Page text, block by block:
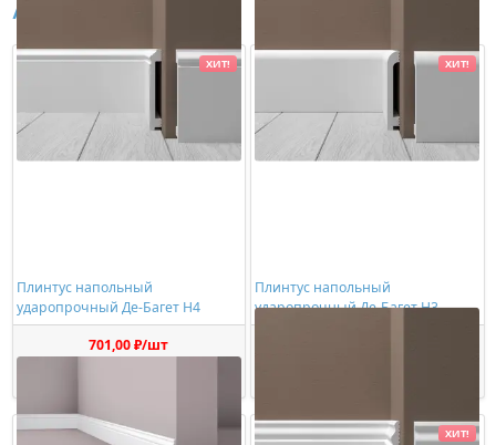
Аналоги
Плинтус напольный
ударопрочный Де-Багет Н4
701,00 ₽/шт
ХИТ!
Плинтус напольный
ударопрочный Де-Багет Н3
ХИТ!
ХИТ!